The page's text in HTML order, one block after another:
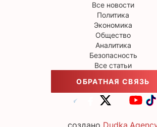
Все новости
Политика
Экономика
Общество
Аналитика
Безопасность
Все статьи
ОБРАТНАЯ СВЯЗЬ
создано